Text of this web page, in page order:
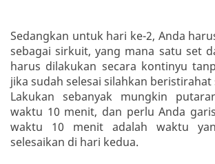
Sedangkan untuk hari ke-2, Anda
sebagai sirkuit, yang mana satu set
harus dilakukan secara kontinyu
jika sudah selesai silahkan beristirahat
Lakukan sebanyak mungkin
waktu 10 menit, dan perlu Anda
waktu 10 menit adalah waktu
selesaikan di hari kedua.